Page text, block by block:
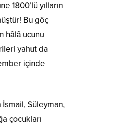
1800’lü yılların
Bu göç
hâlâ ucunu
yahut da
içinde
İsmail, Süleyman,
çocukları